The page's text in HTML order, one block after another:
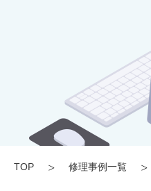
TOP 修理事例一覧